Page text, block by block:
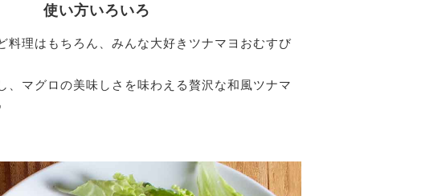
使い方いろいろ
料理はもちろん、みんな大好きツナマヨおむすび
、マグロの美味しさを味わえる贅沢な和風ツナマ